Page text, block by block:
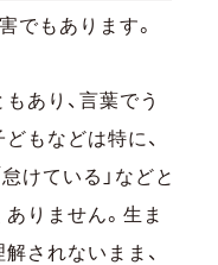
でもあります。
あり、言葉でう
もなどは特に、
けている」などと
りません。生ま
されないまま、